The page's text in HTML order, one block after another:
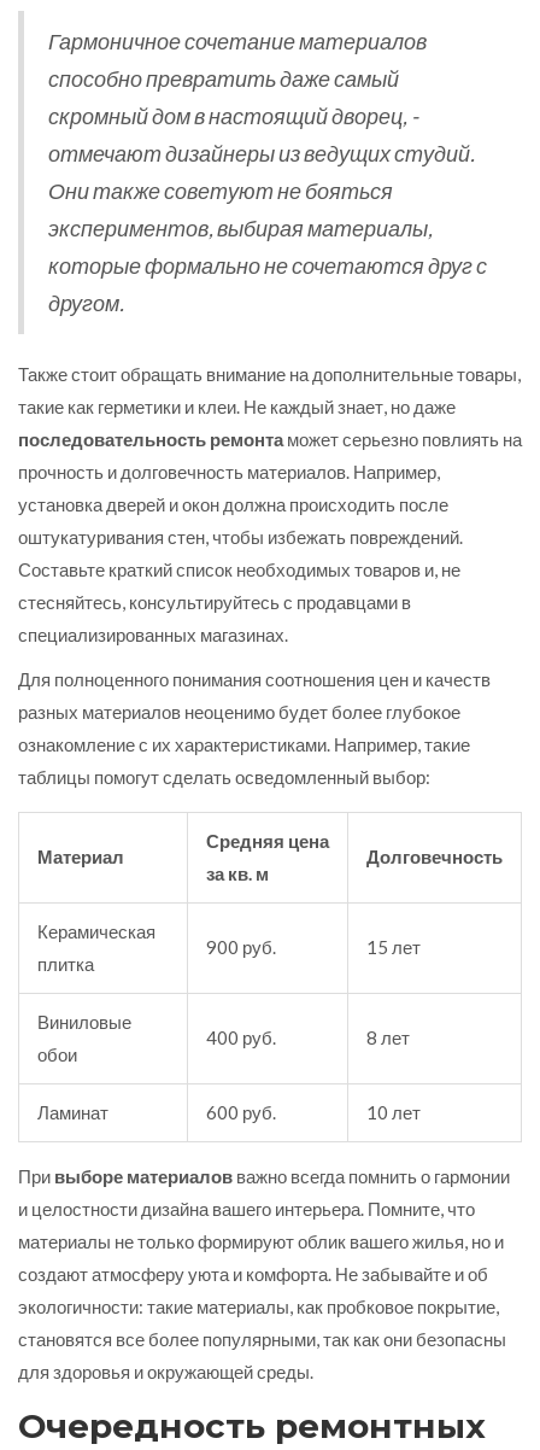
Гармоничное сочетание материалов
способно превратить даже самый
скромный дом в настоящий дворец, -
отмечают дизайнеры из ведущих студий.
Они также советуют не бояться
экспериментов, выбирая материалы,
которые формально не сочетаются друг с
другом.
Также стоит обращать внимание на дополнительные товары,
такие как герметики и клеи. Не каждый знает, но даже
последовательность ремонтаможет серьезно повлиять на
прочность и долговечность материалов. Например,
установка дверей и окон должна происходить после
оштукатуривания стен, чтобы избежать повреждений.
Составьте краткий список необходимых товаров и, не
стесняйтесь, консультируйтесь с продавцами в
специализированных магазинах.
Для полноценного понимания соотношения цен и качеств
разных материалов неоценимо будет более глубокое
ознакомление с их характеристиками. Например, такие
таблицы помогут сделать осведомленный выбор:
Материал
Средняя цена
за кв. м
Долговечность
Керамическая
плитка
900 руб. 15 лет
Виниловые
обои
400 руб. 8 лет
Ламинат 600 руб. 10 лет
При выборе материалов важно всегда помнить о гармонии
и целостности дизайна вашего интерьера. Помните, что
материалы не только формируют облик вашего жилья, но и
создают атмосферу уюта и комфорта. Не забывайте и об
экологичности: такие материалы, как пробковое покрытие,
становятся все более популярными, так как они безопасны
для здоровья и окружающей среды.
Очередность ремонтных